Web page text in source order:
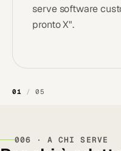
serve software
pronto X".
01 / 05
006 · A CHI SERVE